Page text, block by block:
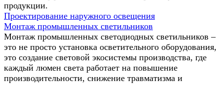
продукции.
Проектирование наружного освещения
Монтаж промышленных светильников
Монтаж промышленных светодиодных светильников –
это не просто установка осветительного оборудования,
это создание световой экосистемы производства, где
каждый люмен света работает на повышение
производительности, снижение травматизма и